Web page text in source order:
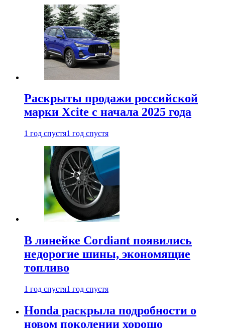
Раскрыты продажи российской
марки Xcite с начала 2025 года
1 год спустя1 год спустя
В линейке Cordiant появились
недорогие шины, экономящие
топливо
1 год спустя1 год спустя
Honda раскрыла подробности о
новом поколении хорошо